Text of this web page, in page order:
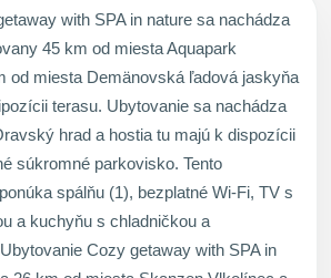
with SPA in nature sa nachádza
45 km od miesta Aquapark
od miesta Demänovská ľadová jaskyňa
terasu. Ubytovanie sa nachádza
hrad a hostia tu majú k dispozícii
súkromné parkovisko. Tento
spálňu (1), bezplatné Wi-Fi, TV s
a kuchyňu s chladničkou a
Cozy getaway with SPA in